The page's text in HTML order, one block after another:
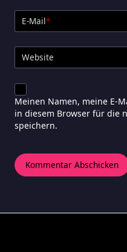
E-Mail*
Website
Meinen Namen, meine E-
in diesem Browser für die
speichern.